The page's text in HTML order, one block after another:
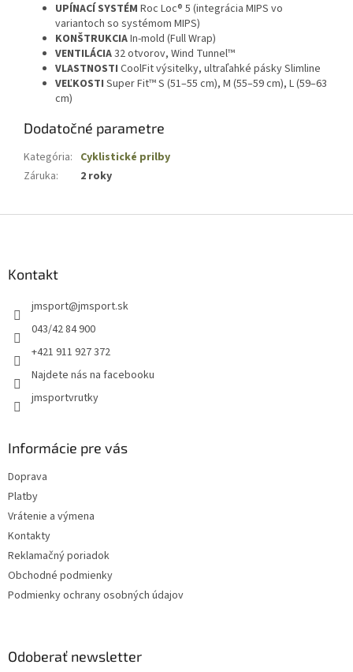
UPÍNACÍ SYSTÉM Roc Loc® 5 (integrácia MIPS vo
variantoch so systémom MIPS)
KONŠTRUKCIAIn-mold (Full Wrap)
VENTILÁCIA32 otvorov, Wind Tunnel™
VLASTNOSTI CoolFit výsitelky, ultraľahké pásky Slimline
VEĽKOSTI Super Fit™ S (51–55 cm), M (55–59 cm), L (59–63
cm)
Dodatočné parametre
Kategória: Cyklistické prilby
Záruka: 2 roky
Kontakt
jmsport@jmsport.sk
043/42 84 900
+421 911 927 372
Najdete nás na facebooku
jmsportvrutky
Informácie pre vás
Doprava
Platby
Vrátenie a výmena
Kontakty
Reklamačný poriadok
Obchodné podmienky
Podmienky ochrany osobných údajov
Odoberať newsletter